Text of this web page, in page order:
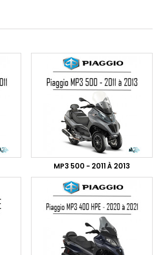
MP3 500 - 2011 À 2013